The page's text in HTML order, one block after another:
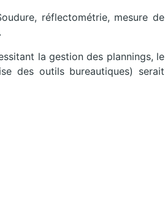
réflectométrie, mesure de
la gestion des plannings, le
des outils bureautiques) serait